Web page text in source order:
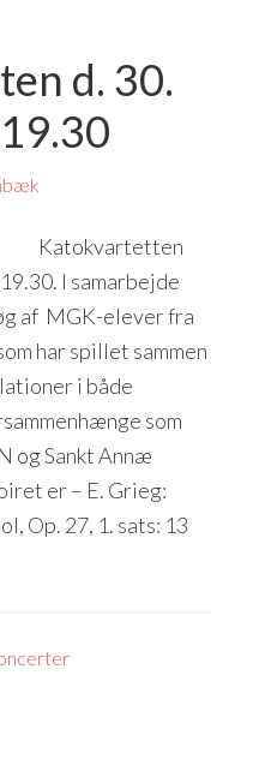
d. 30.
Katokvartetten
I samarbejde
af MGK-elever fra
har spillet sammen
i både
som
og Sankt Annæ
er – E. Grieg:
Op. 27, 1. sats: 13